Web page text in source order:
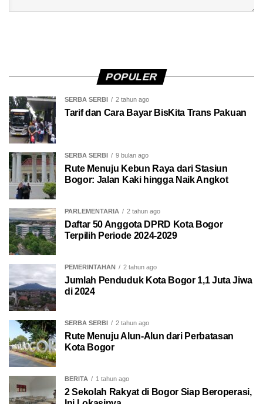
POPULER
SERBA SERBI 2 tahun ago
Tarif dan Cara Bayar BisKita Trans Pakuan
SERBA SERBI 9 bulan ago
Rute Menuju Kebun Raya dari Stasiun
Bogor: Jalan Kaki hingga Naik Angkot
PARLEMENTARIA 2 tahun ago
Daftar 50 Anggota DPRD Kota Bogor
Terpilih Periode 2024-2029
PEMERINTAHAN 2 tahun ago
Jumlah Penduduk Kota Bogor 1,1 Juta Jiwa
di 2024
SERBA SERBI 2 tahun ago
Rute Menuju Alun-Alun dari Perbatasan
Kota Bogor
BERITA 1 tahun ago
2 Sekolah Rakyat di Bogor Siap Beroperasi,